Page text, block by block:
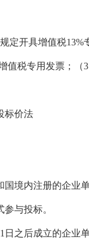
定开具增值税
值税专用发票；
标价法
国境内注册的企业
与投标。
日之后成立的企业